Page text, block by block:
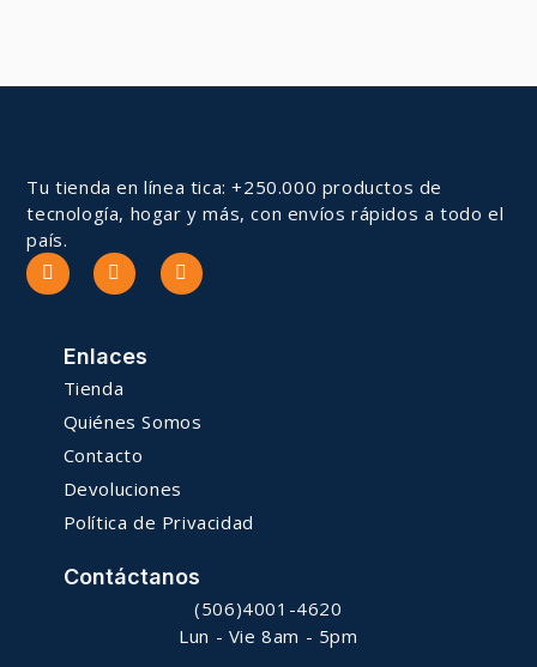
Tu tienda en línea tica: +250.000 productos de
tecnología, hogar y más, con envíos rápidos a todo el
país.
Enlaces
Tienda
Quiénes Somos
Contacto
Devoluciones
Política de Privacidad
Contáctanos
(506)4001-4620
Lun - Vie 8am - 5pm